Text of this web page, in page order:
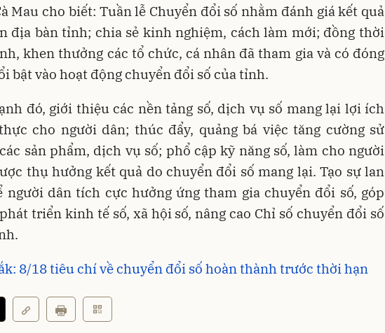
Mau cho biết: Tuần lễ Chuyển đổi số nhằm đánh giá kết quả
địa bàn tỉnh; chia sẻ kinh nghiệm, cách làm mới; đồng thời
khen thưởng các tổ chức, cá nhân đã tham gia và có đóng
bật vào hoạt động chuyển đổi số của tỉnh.
đó, giới thiệu các nền tảng số, dịch vụ số mang lại lợi ích
cho người dân; thúc đẩy, quảng bá việc tăng cường sử
sản phẩm, dịch vụ số; phổ cập kỹ năng số, làm cho người
thụ hưởng kết quả do chuyển đổi số mang lại. Tạo sự lan
người dân tích cực hưởng ứng tham gia chuyển đổi số, góp
triển kinh tế số, xã hội số, nâng cao Chỉ số chuyển đổi số
8/18 tiêu chí về chuyển đổi số hoàn thành trước thời hạn